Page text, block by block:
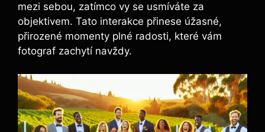
mezi sebou, zatímco vy se usmíváte za
objektivem.‌ Tato ‌interakce přinese úžasné,
přirozené ⁤momenty plné radosti, které vám
fotograf zachytí navždy.